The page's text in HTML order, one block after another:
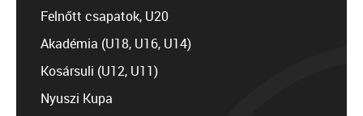
Felnőtt csapatok, U20
Akadémia (U18, U16, U14)
Kosársuli (U12, U11)
Nyuszi Kupa